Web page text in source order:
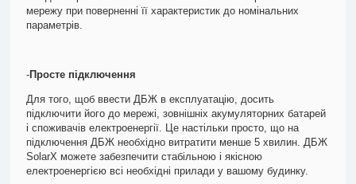
мережу при поверненні її характеристик до номінальних
параметрів.
-Просте підключення
Для того, щоб ввести ДБЖ в експлуатацію, досить
підключити його до мережі, зовнішніх акумуляторних батарей
і споживачів електроенергії. Це настільки просто, що на
підключення ДБЖ необхідно витратити менше 5 хвилин. ДБЖ
SolarX можете забезпечити стабільною і якісною
електроенергією всі необхідні прилади у вашому будинку.